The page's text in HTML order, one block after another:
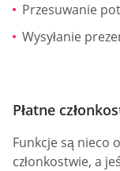
Przesuwanie
Wysyłanie
Płatne
Funkcje są nieco
członkostwie, a